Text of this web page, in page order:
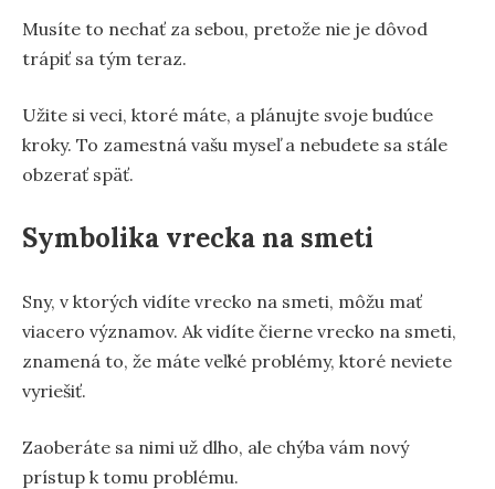
Musíte to nechať za sebou, pretože nie je dôvod
trápiť sa tým teraz.
Užite si veci, ktoré máte, a plánujte svoje budúce
kroky. To zamestná vašu myseľ a nebudete sa stále
obzerať späť.
Symbolika vrecka na smeti
Sny, v ktorých vidíte vrecko na smeti, môžu mať
viacero významov. Ak vidíte čierne vrecko na smeti,
znamená to, že máte veľké problémy, ktoré neviete
vyriešiť.
Zaoberáte sa nimi už dlho, ale chýba vám nový
prístup k tomu problému.